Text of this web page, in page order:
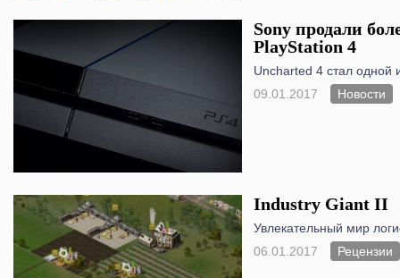
Sony продали
PlayStation 4
Uncharted 4 стал одной
09.01.2017
Новости
Industry Giant II
Увлекательный мир
06.01.2017
Рецензии